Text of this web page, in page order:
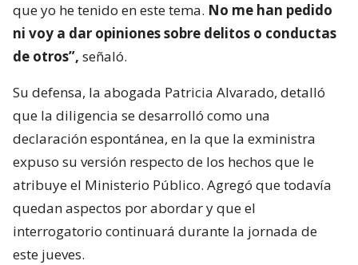
que yo he tenido en este tema. No me han pedido
ni voy a dar opiniones sobre delitos o conductas
de otros”, señaló.
Su defensa, la abogada Patricia Alvarado, detalló
que la diligencia se desarrolló como una
declaración espontánea, en la que la exministra
expuso su versión respecto de los hechos que le
atribuye el Ministerio Público. Agregó que todavía
quedan aspectos por abordar y que el
interrogatorio continuará durante la jornada de
este jueves.